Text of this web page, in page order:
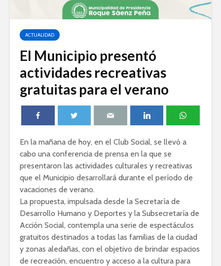
ACTUALIDAD
El Municipio presentó
actividades recreativas
gratuitas para el verano
En la mañana de hoy, en el Club Social, se llevó a
cabo una conferencia de prensa en la que se
presentaron las actividades culturales y recreativas
que el Municipio desarrollará durante el período de
vacaciones de verano.
La propuesta, impulsada desde la Secretaría de
Desarrollo Humano y Deportes y la Subsecretaría de
Acción Social, contempla una serie de espectáculos
gratuitos destinados a todas las familias de la ciudad
y zonas aledañas, con el objetivo de brindar espacios
de recreación, encuentro y acceso a la cultura para